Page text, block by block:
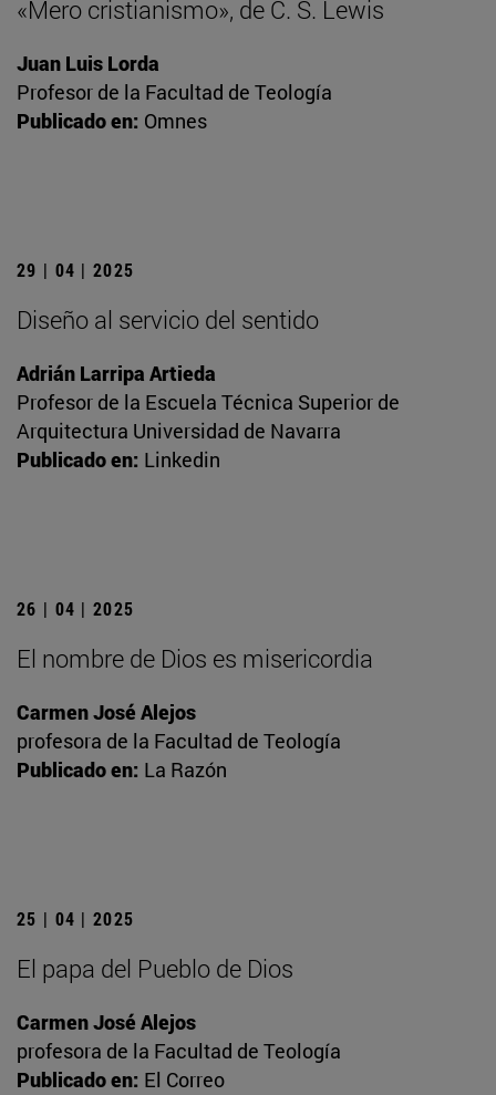
«Mero cristianismo», de C. S. Lewis
Juan Luis Lorda
Profesor de la Facultad de Teología
Publicado en: Omnes
29 | 04 | 2025
Diseño al servicio del sentido
Adrián Larripa Artieda
Profesor de la Escuela Técnica Superior de
Arquitectura Universidad de Navarra
Publicado en: Linkedin
26 | 04 | 2025
El nombre de Dios es misericordia
Carmen José Alejos
profesora de la Facultad de Teología
Publicado en: La Razón
25 | 04 | 2025
El papa del Pueblo de Dios
Carmen José Alejos
profesora de la Facultad de Teología
Publicado en: El Correo